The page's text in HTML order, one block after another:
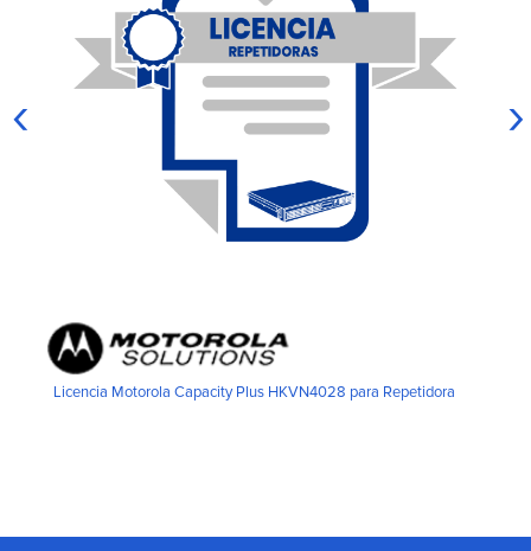
Licencia Motorola Capacity Plus HKVN4028 para Repetidora
‹ ›